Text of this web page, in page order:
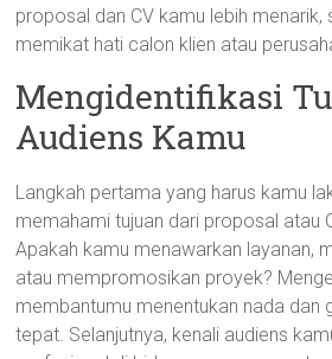
proposal dan CV kamu lebih menarik,
memikat hati calon klien atau
Mengidentifikasi
Audiens Kamu
Langkah pertama yang harus kamu
memahami tujuan dari proposal atau
Apakah kamu menawarkan layanan,
atau mempromosikan proyek?
membantumu menentukan nada dan
tepat. Selanjutnya, kenali audiens